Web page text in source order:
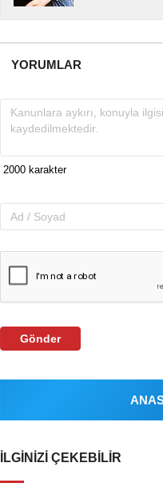
YORUMLAR
Gönder
İLGINIZI ÇEKEBILIR